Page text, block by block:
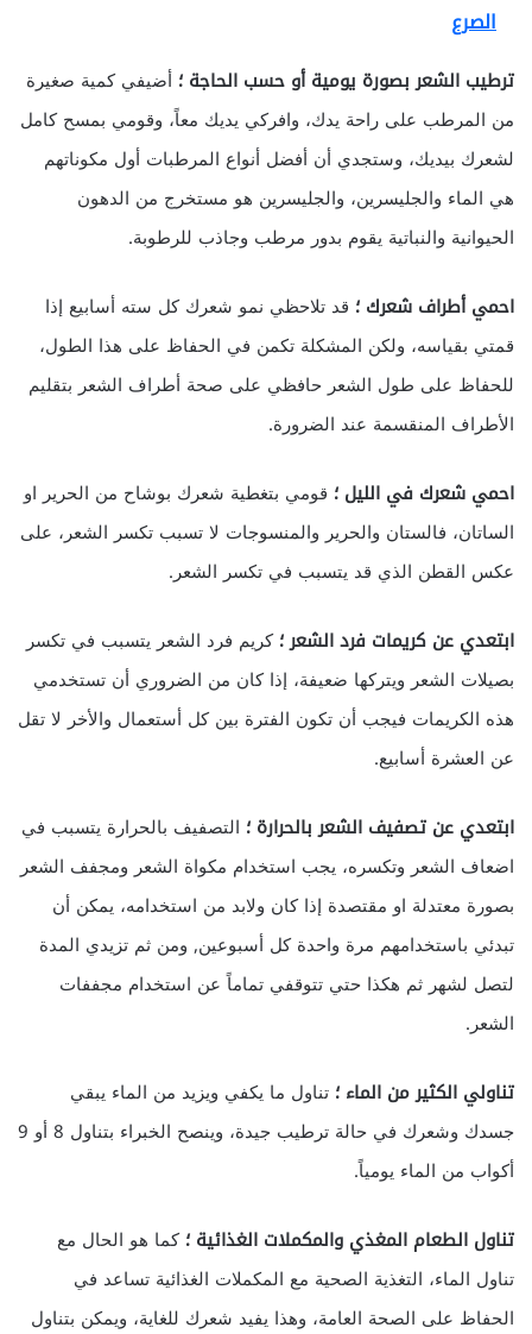
الصرع
ترطيب الشعر بصورة يومية أو حسب الحاجة ؛ أضيفي كمية صغيرة
من المرطب على راحة يدك، وافركي يديك معاً، وقومي بمسح كامل
لشعرك بيديك، وستجدي أن أفضل أنواع المرطبات أول مكوناتهم
هي الماء والجليسرين، والجليسرين هو مستخرج من الدهون
الحيوانية والنباتية يقوم بدور مرطب وجاذب للرطوبة.
احمي أطراف شعرك ؛ قد تلاحظي نمو شعرك كل سته أسابيع إذا
قمتي بقياسه، ولكن المشكلة تكمن في الحفاظ على هذا الطول،
للحفاظ على طول الشعر حافظي على صحة أطراف الشعر بتقليم
الأطراف المنقسمة عند الضرورة.
احمي شعرك في الليل ؛ قومي بتغطية شعرك بوشاح من الحرير او
الساتان، فالستان والحرير والمنسوجات لا تسبب تكسر الشعر، على
عكس القطن الذي قد يتسبب في تكسر الشعر.
ابتعدي عن كريمات فرد الشعر ؛كريم فرد الشعر يتسبب في تكسر
بصيلات الشعر ويتركها ضعيفة، إذا كان من الضروري أن تستخدمي
هذه الكريمات فيجب أن تكون الفترة بين كل أستعمال والأخر لا تقل
عن العشرة أسابيع.
ابتعدي عن تصفيف الشعر بالحرارة ؛ التصفيف بالحرارة يتسبب في
اضعاف الشعر وتكسره، يجب استخدام مكواة الشعر ومجفف الشعر
بصورة معتدلة او مقتصدة إذا كان ولابد من استخدامه، يمكن أن
تبدئي باستخدامهم مرة واحدة كل أسبوعين, ومن ثم تزيدي المدة
لتصل لشهر ثم هكذا حتي تتوقفي تماماً عن استخدام مجففات
الشعر.
تناولي الكثير من الماء ؛ تناول ما يكفي ويزيد من الماء يبقي
جسدك وشعرك في حالة ترطيب جيدة، وينصح الخبراء بتناول 8 أو 9
أكواب من الماء يومياً.
تناول الطعام المغذي والمكملات الغذائية ؛كما هو الحال مع
تناول الماء، التغذية الصحية مع المكملات الغذائية تساعد في
الحفاظ على الصحة العامة، وهذا يفيد شعرك للغاية، ويمكن بتناول